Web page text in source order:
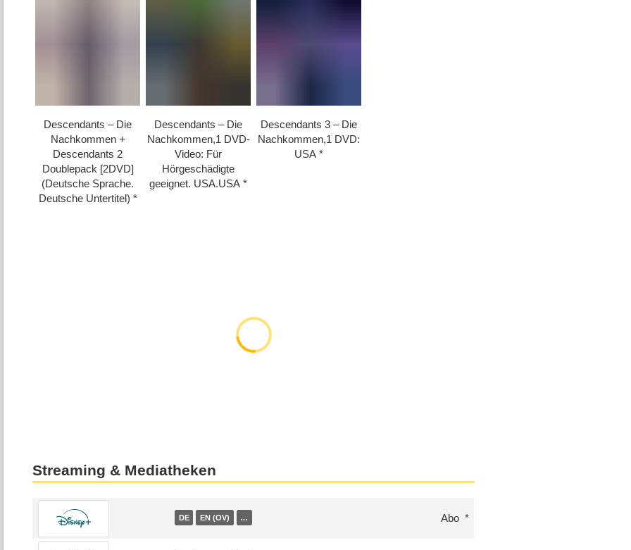
Descendants – Die
Nachkommen +
Descendants 2
Doublepack [2DVD]
(Deutsche Sprache.
Deutsche Untertitel)
Descendants – Die
Nachkommen,1 DVD-
Video: Für
Hörgeschädigte
geeignet. USA.USA
Descendants 3 – Die
Nachkommen,1 DVD:
USA
Streaming & Mediatheken
DE EN (OV) … Abo